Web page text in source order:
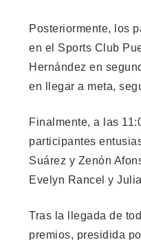
Posteriormente, los
en el Sports Club
Hernández en
en llegar a meta,
Finalmente, a las
participantes
Suárez y Zenón
Evelyn Rancel y
Tras la llegada de
premios, presidida